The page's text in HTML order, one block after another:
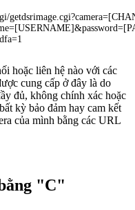
hoặc liên hệ nào với các
cung cấp ở đây là do
đủ, không chính xác hoặc
kỳ bảo đảm hay cam kết
của mình bằng các URL
"C"